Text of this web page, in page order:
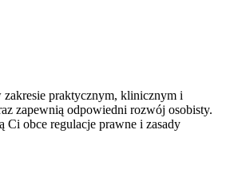
zakresie praktycznym, klinicznym i
zapewnią odpowiedni rozwój osobisty.
Ci obce regulacje prawne i zasady